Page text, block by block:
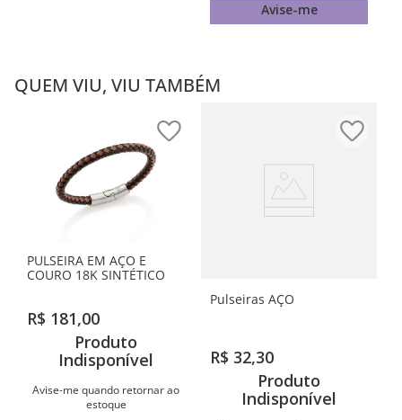
Avise-me
QUEM VIU, VIU TAMBÉM
PULSEIRA EM AÇO E
COURO 18K SINTÉTICO
R$ 181,00
Produto
Indisponível
Avise-me quando retornar ao
estoque
Pulseiras AÇO
R$ 32,30
Produto
Indisponível